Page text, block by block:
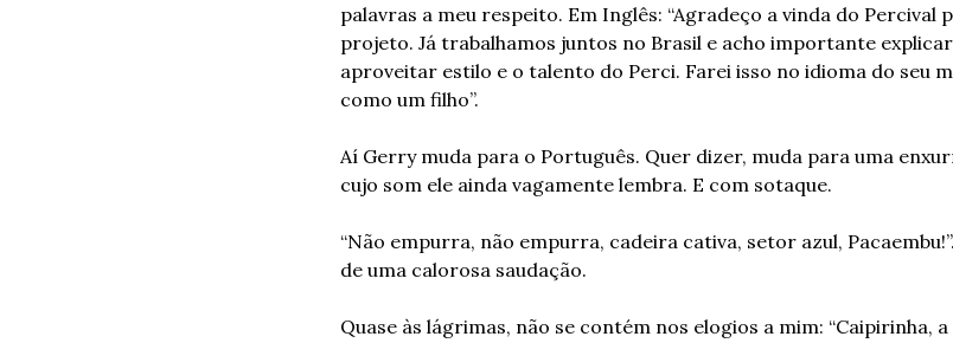
palavras a meu respeito. Em Inglês: “Agradeço a vinda do Percival
projeto. Já trabalhamos juntos no Brasil e acho importante
aproveitar estilo e o talento do Perci. Farei isso no idioma do seu
como um filho”.
Aí Gerry muda para o Português. Quer dizer, muda para uma
cujo som ele ainda vagamente lembra. E com sotaque.
“Não empurra, não empurra, cadeira cativa, setor azul,
de uma calorosa saudação.
Quase às lágrimas, não se contém nos elogios a mim: “Caipirinha,